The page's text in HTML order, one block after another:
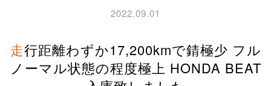
2022.09.01
走行距離わずか17,200kmで錆極少 フル
ノーマル状態の程度極上 HONDA BEAT